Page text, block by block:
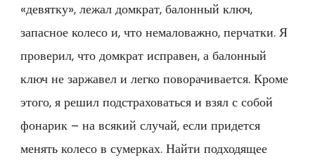
«девятку», лежал домкрат, балонный ключ,
запасное колесо и, что немаловажно, перчатки. Я
проверил, что домкрат исправен, а балонный
ключ не заржавел и легко поворачивается. Кроме
этого, я решил подстраховаться и взял с собой
фонарик – на всякий случай, если придется
менять колесо в сумерках. Найти подходящее